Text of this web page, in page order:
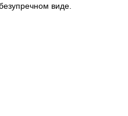
виде.